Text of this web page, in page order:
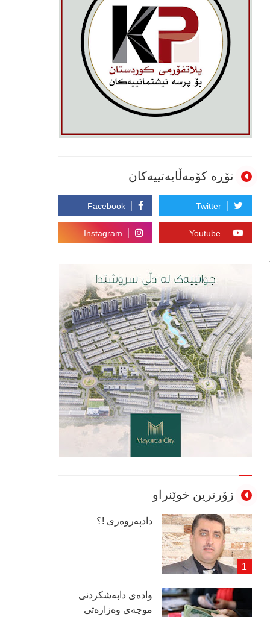
تۆڕە کۆمەڵایەتییەکان
زۆرترین خوێنراو
دادپەروەری !؟
وادەی دابەشكردنی
موچەی وەزارەتی